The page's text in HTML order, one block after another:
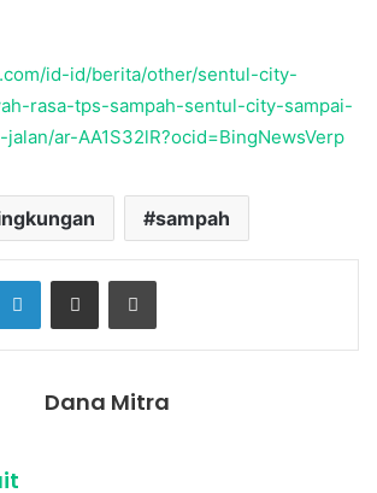
id-id/berita/other/sentul-city-
rasa-tps-sampah-sentul-city-sampai-
ar-AA1S32lR?ocid=BingNewsVerp
sampah
LinkedInShare via Email Print
Dana Mitra